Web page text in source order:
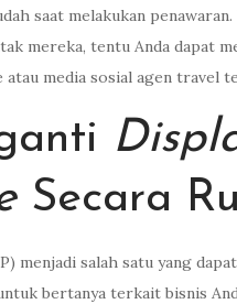
saat melakukan
mereka, tentu Anda dapat
atau media sosial agen travel
Secara
menjadi salah satu yang
bertanya terkait bisnis